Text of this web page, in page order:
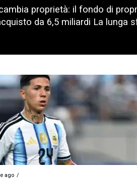
proprietà: il fondo di
da 6,5 miliardi La lunga
ago